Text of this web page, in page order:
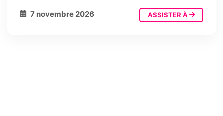
7 novembre 2026 ASSISTER À